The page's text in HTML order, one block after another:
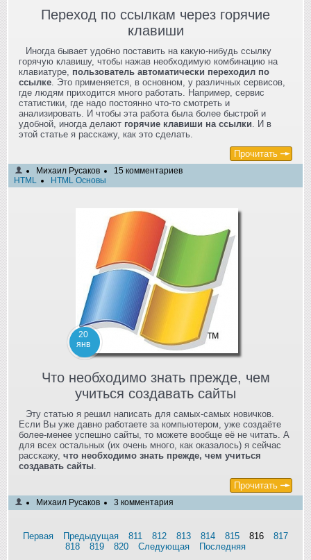
Переход по ссылкам через горячие
клавиши
Иногда бывает удобно поставить на какую-нибудь ссылку
горячую клавишу, чтобы нажав необходимую комбинацию на
клавиатуре, пользователь автоматически переходил по
ссылке . Это применяется, в основном, у различных сервисов,
где людям приходится много работать. Например, сервис
статистики, где надо постоянно что-то смотреть и
анализировать. И чтобы эта работа была более быстрой и
удобной, иногда делают горячие клавиши на ссылки . И в
этой статье я расскажу, как это сделать.
Прочитать
Михаил Русаков
15 комментариев
HTML
HTML Основы
20
янв
Что необходимо знать прежде, чем
учиться создавать сайты
Эту статью я решил написать для самых-самых новичков.
Если Вы уже давно работаете за компьютером, уже создаёте
более-менее успешно сайты, то можете вообще её не читать. А
для всех остальных (их очень много, как оказалось) я сейчас
расскажу, что необходимо знать прежде, чем учиться
создавать сайты
Прочитать
Михаил Русаков 3 комментария
Первая Предыдущая 811 812 813 814 815 816
817
818
819 820 Следующая Последняя